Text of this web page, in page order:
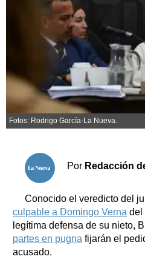
Sociedad y tiempo
Salud
Es
El tiempo
Cartón Lleno
Fúnebres
Horóscopo
Suplementos
Servicios
Fotos: Rodrigo García-La Nueva.
Por Redacción
Conocido el veredicto del
culpable a Domingo Verna del
legítima defensa de su nieto,
partes en pugna fijarán el
acusado.